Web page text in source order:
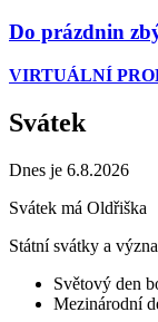
Do prázdnin
VIRTUÁLNÍ
Svátek
Dnes je 6.8.2026
Svátek má Oldřiška
Státní svátky a
Světový den
Mezinárodní